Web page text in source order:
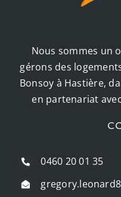
Nous sommes un
gérons des
Bonsoy à Hastière,
en partenariat
0460 20 01 35